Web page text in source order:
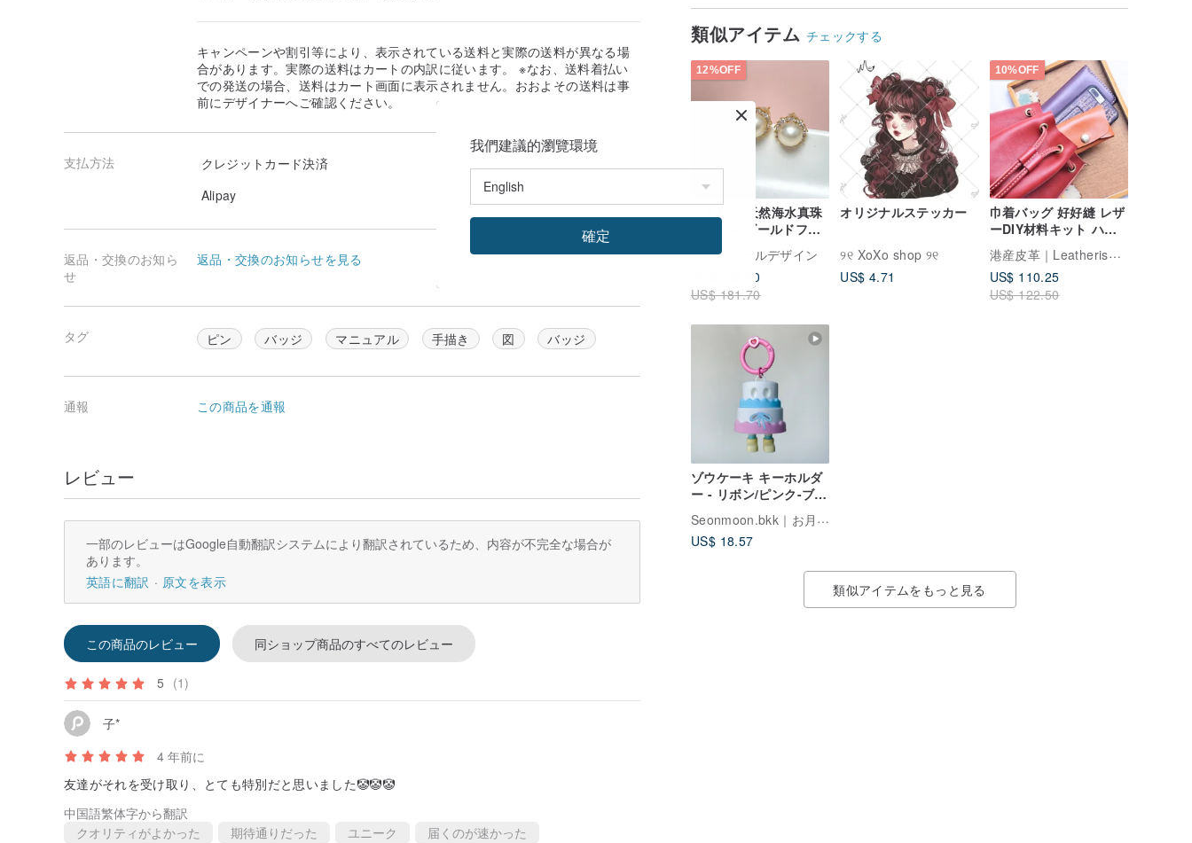
類似アイテム チェックする
12%OFF
ひまわり 天然海水真珠
純銀 14Kゴールドフィ
アテナパールデザイン
US$ 159.90
US$ 181.70
オリジナルステッカー
୨୧ XoXo shop ୨୧
US$ 4.71
10%OFF
巾着バッグ 好好縫 レザ
ーDIY材料キット ハン
ドバッグ 革製バッグ 巾
着ポーチ カップル ベジ
タブルタンニンなめし
革
港産皮革｜Leatherism Handmade Products
US$ 110.25
US$ 122.50
ゾウケーキ キーホルダ
ー - リボン/ピンク-ブル
Seonmoon.bkk｜お月様のお店
US$ 18.57
類似アイテムをもっと見る
キャンペーンや割引等により、表示されている送料と実際の送料が異なる場
合があります。実際の送料はカートの内訳に従います。 ※なお、送料着払い
での発送の場合、送料はカート画面に表示されません。おおよその送料は事
前にデザイナーへご確認ください。
支払方法
クレジットカード決済
Alipay
返品・交換のお知ら
せ
返品・交換のお知らせを見る
タグ ピン バッジ マニュアル 手描き 図 バッジ
通報 この商品を通報
レビュー
一部のレビューはGoogle自動翻訳システムにより翻訳されているため、内容が不完全な場合が
あります。
英語に翻訳
原文を表示
この商品のレビュー 同ショップ商品のすべてのレビュー
5 (1)
子*
4 年前に
友達がそれを受け取り、とても特別だと思いました🤡🤡🤡
中国語繁体字から翻訳
クオリティがよかった
期待通りだった ユニーク 届くのが速かった
我們建議的瀏覽環境
確定